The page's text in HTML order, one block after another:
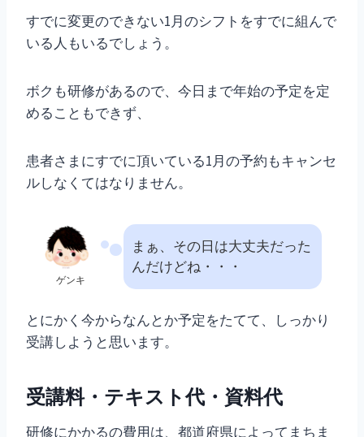
すでに変更のできない1月のシフトをすでに組んで
いる人もいるでしょう。
ボクも研修があるので、今日まで年始の予定を定
めることもできず、
患者さまにすでに頂いている1月の予約もキャンセ
ルしなくてはなりません。
ゲンキ
まぁ、その日は大丈夫だった
んだけどね・・・
とにかく今からなんとか予定をたてて、しっかり
受講しようと思います。
受講料・テキスト代・資料代
研修にかかるの費用は、都道府県によってまちま